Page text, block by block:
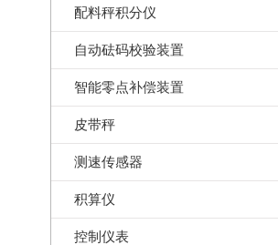
配料秤积分仪
自动砝码校验装置
智能零点补偿装置
皮带秤
测速传感器
积算仪
控制仪表